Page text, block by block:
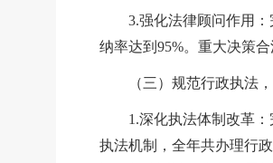
3.强化法律顾问作用
纳率达到95%。重大决策合
（三）规范行政执法，
1.深化执法体制改革
执法机制，全年共办理行